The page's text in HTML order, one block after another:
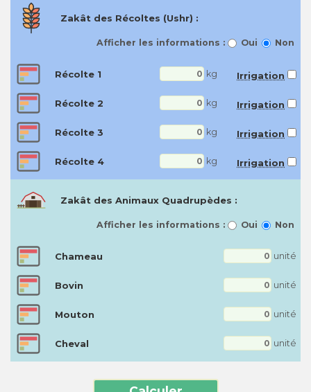
Zakât des Récoltes (Ushr) :
Afficher les informations : Oui Non
Récolte 1 kg Irrigation
Récolte 2 kg Irrigation
Récolte 3 kg Irrigation
Récolte 4 kg Irrigation
Zakât des Animaux Quadrupèdes :
Afficher les informations : Oui Non
Chameau unité
Bovin unité
Mouton unité
Cheval unité